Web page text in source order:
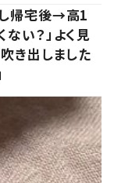
帰宅後→高1
い？」よく見
き出しました